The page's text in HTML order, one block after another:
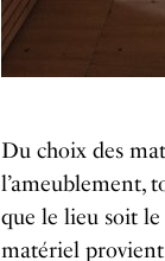
Du choix des
l’ameublement,
que le lieu soit le
matériel provient